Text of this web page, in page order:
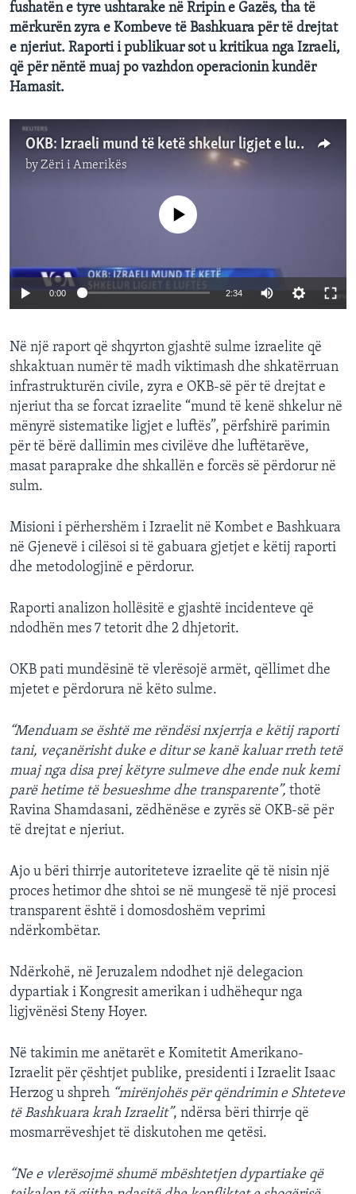
fushatën e tyre ushtarake në Rripin e Gazës, tha të
mërkurën zyra e Kombeve të Bashkuara për të drejtat
e njeriut. Raporti i publikuar sot u kritikua nga Izraeli,
që për nëntë muaj po vazhdon operacionin kundër
Hamasit.
OKB: Izraeli mund të ketë shkelur ligjet e luftës
byZëri i Amerikës
No media source currently available
0:00 2:34
Në një raport që shqyrton gjashtë sulme izraelite që
shkaktuan numër të madh viktimash dhe shkatërruan
infrastrukturën civile, zyra e OKB-së për të drejtat e
njeriut tha se forcat izraelite “mund të kenë shkelur në
mënyrë sistematike ligjet e luftës”, përfshirë parimin
për të bërë dallimin mes civilëve dhe luftëtarëve,
masat paraprake dhe shkallën e forcës së përdorur në
sulm.
Misioni i përhershëm i Izraelit në Kombet e Bashkuara
në Gjenevë i cilësoi si të gabuara gjetjet e këtij raporti
dhe metodologjinë e përdorur.
Raporti analizon hollësitë e gjashtë incidenteve që
ndodhën mes 7 tetorit dhe 2 dhjetorit.
OKB pati mundësinë të vlerësojë armët, qëllimet dhe
mjetet e përdorura në këto sulme.
“Menduam se është me rëndësi nxjerrja e këtij raporti
tani, veçanërisht duke e ditur se kanë kaluar rreth tetë
muaj nga disa prej këtyre sulmeve dhe ende nuk kemi
parë hetime të besueshme dhe transparente”, thotë
Ravina Shamdasani, zëdhënëse e zyrës së OKB-së për
të drejtat e njeriut.
Ajo u bëri thirrje autoriteteve izraelite që të nisin një
proces hetimor dhe shtoi se në mungesë të një procesi
transparent është i domosdoshëm veprimi
ndërkombëtar.
Ndërkohë, në Jeruzalem ndodhet një delegacion
dypartiak i Kongresit amerikan i udhëhequr nga
ligjvënësi Steny Hoyer.
Në takimin me anëtarët e Komitetit Amerikano-
Izraelit për çështjet publike, presidenti i Izraelit Isaac
Herzog u shpreh “mirënjohës për qëndrimin e Shteteve
të Bashkuara krah Izraelit”, ndërsa bëri thirrje që
mosmarrëveshjet të diskutohen me qetësi.
“Ne e vlerësojmë shumë mbështetjen dypartiake që